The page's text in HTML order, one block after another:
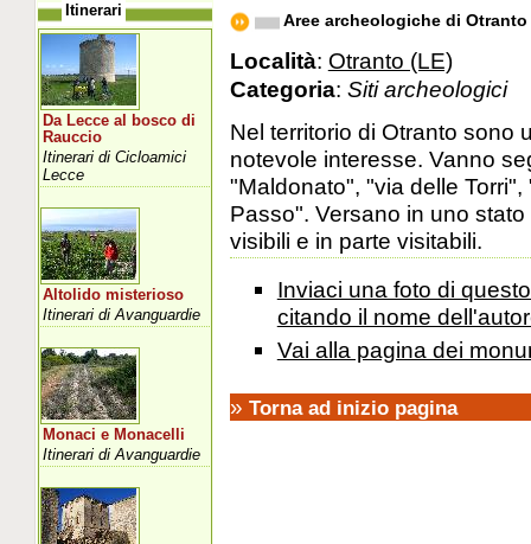
Aree archeologiche di Otranto
Località: Otranto (LE)
Categoria: Siti archeologici
Nel territorio di Otranto sono
notevole interesse. Vanno
"Maldonato", "via delle
Passo". Versano in uno
visibili e in parte visitabili.
Inviaci una foto di
citando il nome
Vai alla pagina dei
» Torna ad inizio pagina
Itinerari
Da Lecce al bosco di
Rauccio
Itinerari di Cicloamici
Lecce
Altolido misterioso
Itinerari di Avanguardie
Monaci e Monacelli
Itinerari di Avanguardie